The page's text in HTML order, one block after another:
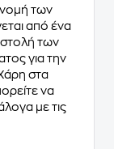
των
από ένα
των
για την
στα
να
με τις